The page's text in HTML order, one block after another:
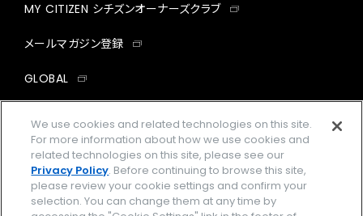
MY CITIZEN シチズンオーナーズクラブ
メールマガジン登録
GLOBAL
facebookinstagramtwitter
企業情報 ご利用規約
We use cookies and related technologies on this site.
For more information about how we use cookies and
related technologies on this site, please see our
Privacy Policy. Before continuing to browse this site,
please review your cookie settings and confirm your
selection. You can change them at any time by